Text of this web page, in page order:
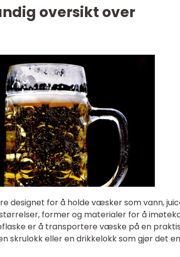
oversikt over
designet for å holde væsker som vann,
former og materialer for å
er å transportere væske på en
skrulokk eller en drikkelokk som gjør det